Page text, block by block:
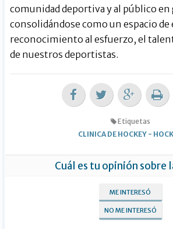
comunidad deportiva y al público en
consolidándose como un espacio
reconocimiento al esfuerzo, el
de nuestros deportistas.
Etiquetas
CLINICA DE HOCKEY -
Cuál es tu opinión sobre
ME INTERESÓ
NO ME INTERESÓ